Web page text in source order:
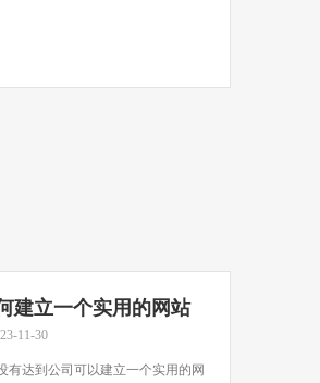
建立一个实用的网站
23-11-30
有达到公司可以建立一个实用的网